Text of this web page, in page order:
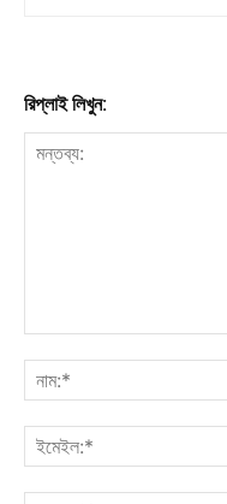
রিপ্লাই লিখুন: